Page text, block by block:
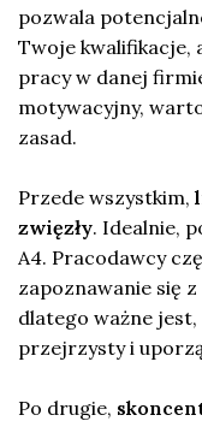
pozwala
Twoje kwalifikacje,
pracy w danej
motywacyjny,
zasad.
Przede wszystkim,
zwięzły. Idealnie,
A4. Pracodawcy
zapoznawanie się
dlatego ważne
przejrzysty i
Po drugie,